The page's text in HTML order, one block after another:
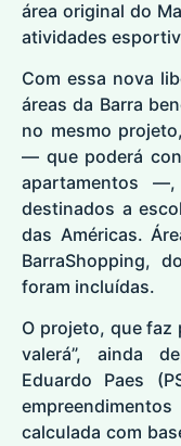
área original do
atividades
Com essa nova
áreas da Barra
no mesmo
— que poderá
apartamentos
destinados a
das Américas.
BarraShopping,
foram incluídas.
O projeto, que faz
valerá”, ainda
Eduardo Paes
calculada com